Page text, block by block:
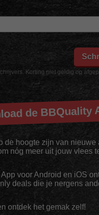
Korting niet geldig op
de BBQuality
de hoogte zijn van nieuwe
nóg meer uit jouw vlees
voor Android en iOS
deals die je nergens
ontdek het gemak zelf!